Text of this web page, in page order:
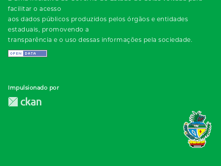
facilitar o acesso
aos dados públicos produzidos pelos órgãos e entidades
estaduais, promovendo a
transparência e o uso dessas informações pela sociedade.
Impulsionado por